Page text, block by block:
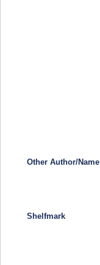
Other Author/Name
Shelfmark